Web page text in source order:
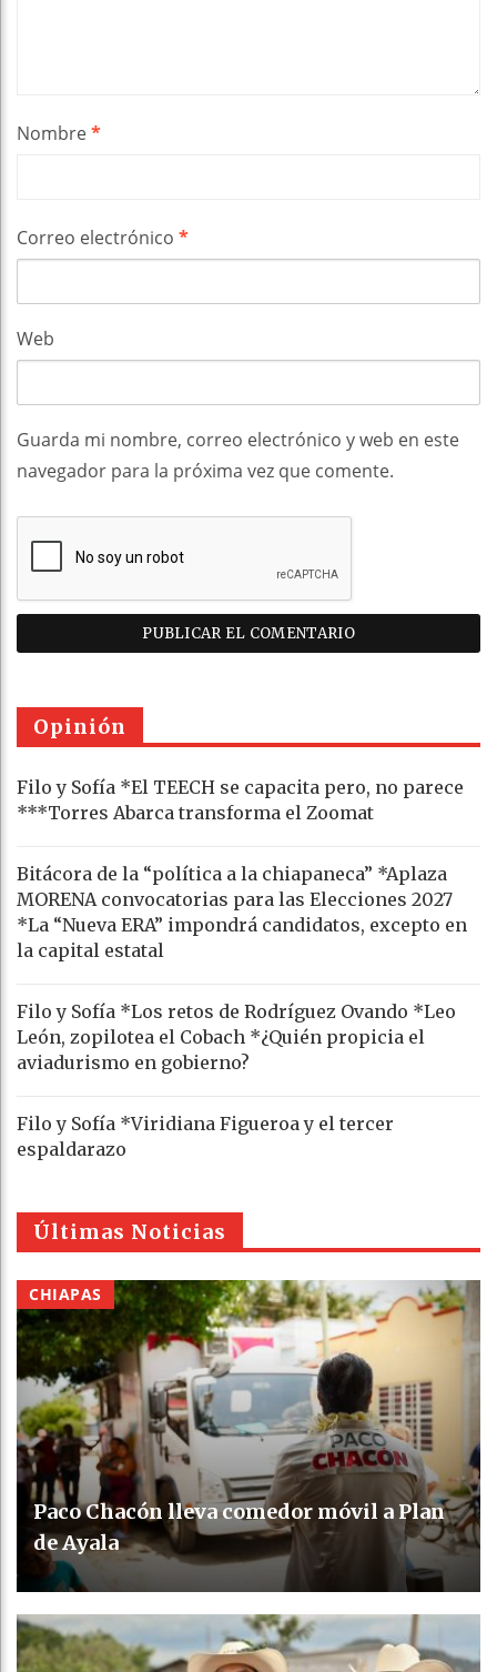
Nombre*
Correo electrónico *
Web
Guarda mi nombre, correo electrónico y web en este
navegador para la próxima vez que comente.
Opinión
Filo y Sofía *El TEECH se capacita pero, no parece
***Torres Abarca transforma el Zoomat
Bitácora de la “política a la chiapaneca” *Aplaza
MORENA convocatorias para las Elecciones 2027
*La “Nueva ERA” impondrá candidatos, excepto en
la capital estatal
Filo y Sofía *Los retos de Rodríguez Ovando *Leo
León, zopilotea el Cobach *¿Quién propicia el
aviadurismo en gobierno?
Filo y Sofía *Viridiana Figueroa y el tercer
espaldarazo
Últimas Noticias
CHIAPAS
Paco Chacón lleva comedor móvil a Plan
de Ayala